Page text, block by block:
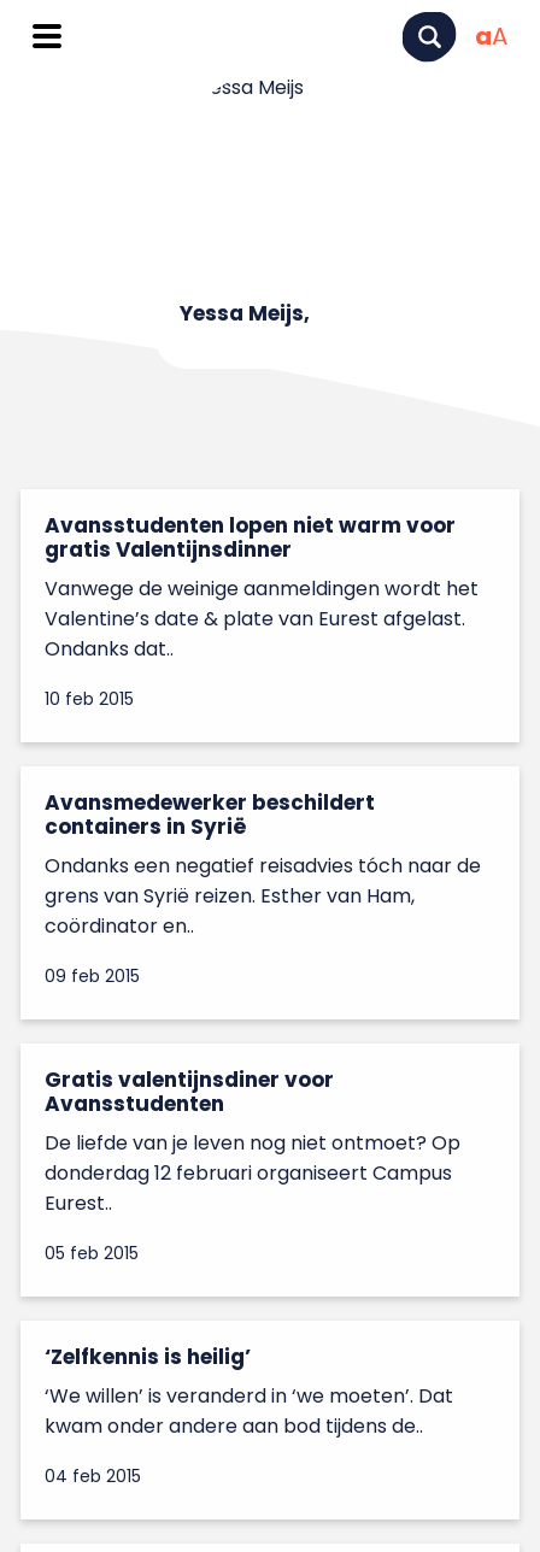
aA
Yessa Meijs,
Avansstudenten lopen niet warm voor
gratis Valentijnsdinner
Vanwege de weinige aanmeldingen wordt het
Valentine’s date & plate van Eurest afgelast.
Ondanks dat..
10 feb 2015
Avansmedewerker beschildert
containers in Syrië
Ondanks een negatief reisadvies tóch naar de
grens van Syrië reizen. Esther van Ham,
coördinator en..
09 feb 2015
Gratis valentijnsdiner voor
Avansstudenten
De liefde van je leven nog niet ontmoet? Op
donderdag 12 februari organiseert Campus
Eurest..
05 feb 2015
‘Zelfkennis is heilig’
‘We willen’ is veranderd in ‘we moeten’. Dat
kwam onder andere aan bod tijdens de..
04 feb 2015